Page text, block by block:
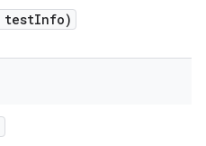
testInfo)